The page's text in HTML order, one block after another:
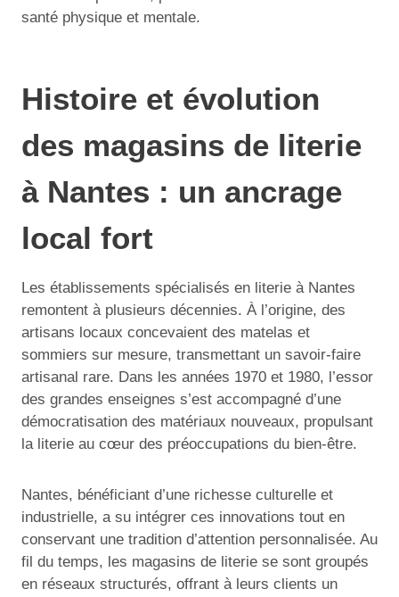
santé physique et mentale.
Histoire et évolution
des magasins de literie
à Nantes : un ancrage
local fort
Les établissements spécialisés en literie à Nantes
remontent à plusieurs décennies. À l’origine, des
artisans locaux concevaient des matelas et
sommiers sur mesure, transmettant un savoir-faire
artisanal rare. Dans les années 1970 et 1980, l’essor
des grandes enseignes s’est accompagné d’une
démocratisation des matériaux nouveaux, propulsant
la literie au cœur des préoccupations du bien-être.
Nantes, bénéficiant d’une richesse culturelle et
industrielle, a su intégrer ces innovations tout en
conservant une tradition d’attention personnalisée. Au
fil du temps, les magasins de literie se sont groupés
en réseaux structurés, offrant à leurs clients un